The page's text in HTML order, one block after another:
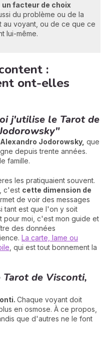
un facteur de choix
du problème ou de la
au voyant, ou de ce que ce
lui-même.
:
ont-elles
j'utilise le Tarot de
Jodorowsky, que
depuis trente années.
famille.
les pratiquaient souvent.
c'est cette dimension de
de voir des messages
tant est que l'on y soit
pour moi, c'est mon guide et
des données
La carte, lame ou
, qui est tout bonnement la
Tarot de Visconti,
Chaque voyant doit
en osmose. À ce propos,
que d'autres ne le font